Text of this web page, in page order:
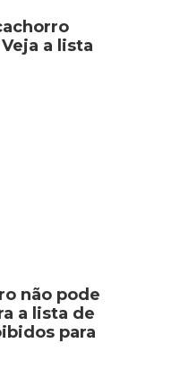
a lista
não pode
a lista de
para